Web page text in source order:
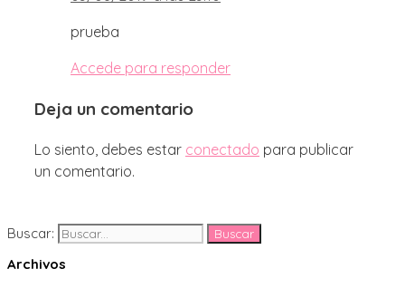
prueba
Accede para responder
Deja un comentario
Lo siento, debes estar conectado para publicar
un comentario.
Buscar:
Archivos